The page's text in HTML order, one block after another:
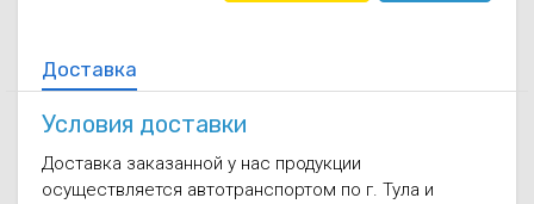
Доставка
Условия доставки
Доставка заказанной у нас продукции
осуществляется автотранспортом по г. Тула и